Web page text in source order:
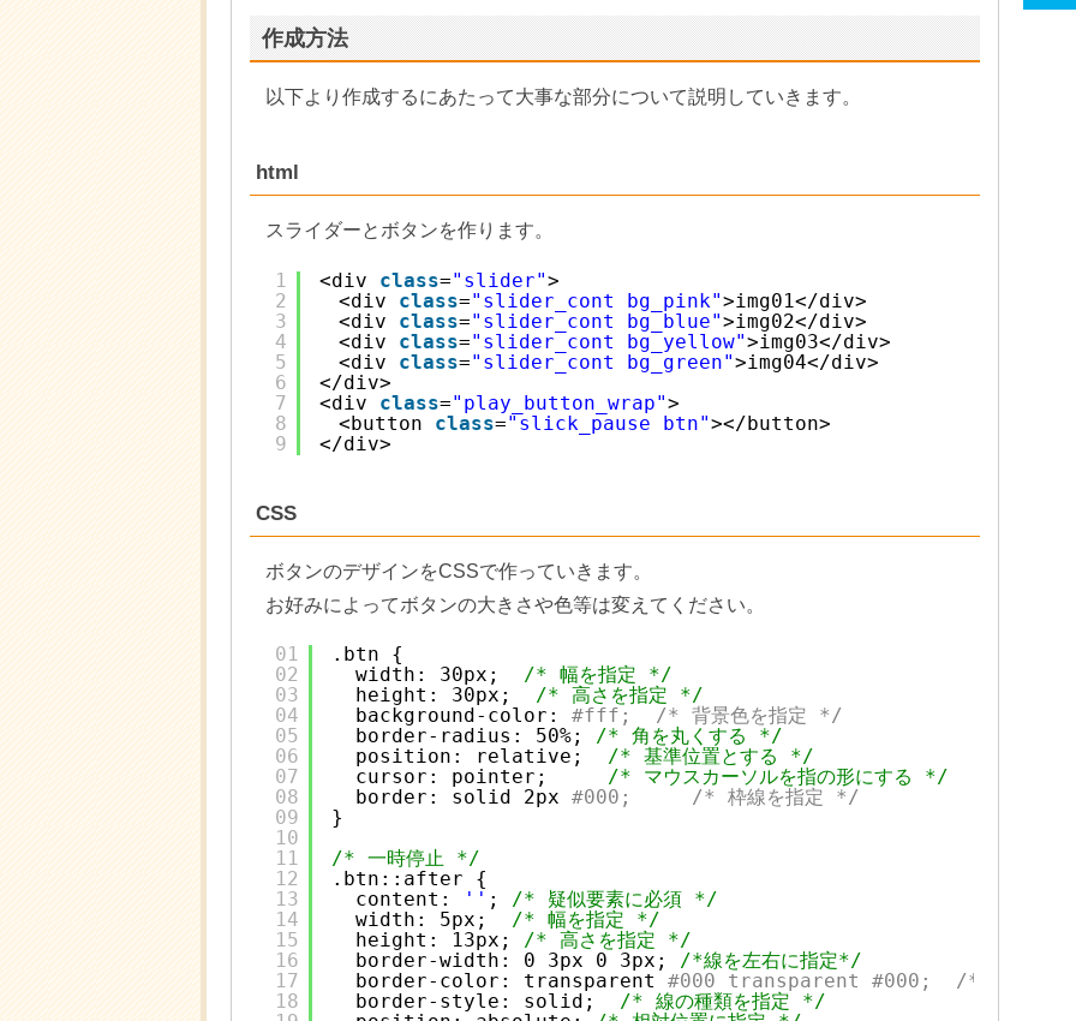
作成方法
以下より作成するにあたって大事な部分について説明していきます。
html
スライダーとボタンを作ります。
1
2
3
4
5
6
7
8
9
<div class="slider">
<div class="slider_cont bg_pink">img01</div>
<div class="slider_cont bg_blue">img02</div>
<div class="slider_cont bg_yellow">img03</div>
<div class="slider_cont bg_green">img04</div>
</div>
<div class="play_button_wrap">
<button class="slick_pause btn"></button>
</div>
CSS
ボタンのデザインをCSSで作っていきます。
お好みによってボタンの大きさや色等は変えてください。
01
02
03
04
05
06
07
08
09
10
11
12
13
14
15
16
17
18
.btn {
width: 30px; /* 幅を指定 */
height: 30px; /* 高さを指定 */
background-color:
#fff;  /* 背景色を指定 */
border-radius: 50%; /* 角を丸くする */
position: relative; /* 基準位置とする */
cursor: pointer; /* マウスカーソルを指の形にする */
border: solid 2px
#000;     /* 枠線を指定 */
}
/* 一時停止 */
.btn::after {
content:
'' ; /* 疑似要素に必須 */
width: 5px; /* 幅を指定 */
height: 13px; /* 高さを指定 */
border-width: 0 3px 0 3px; /*線を左右に指定*/
border-color: transparent
#000 transparent #000;  /* 左右に線
border-style: solid; /* 線の種類を指定 */